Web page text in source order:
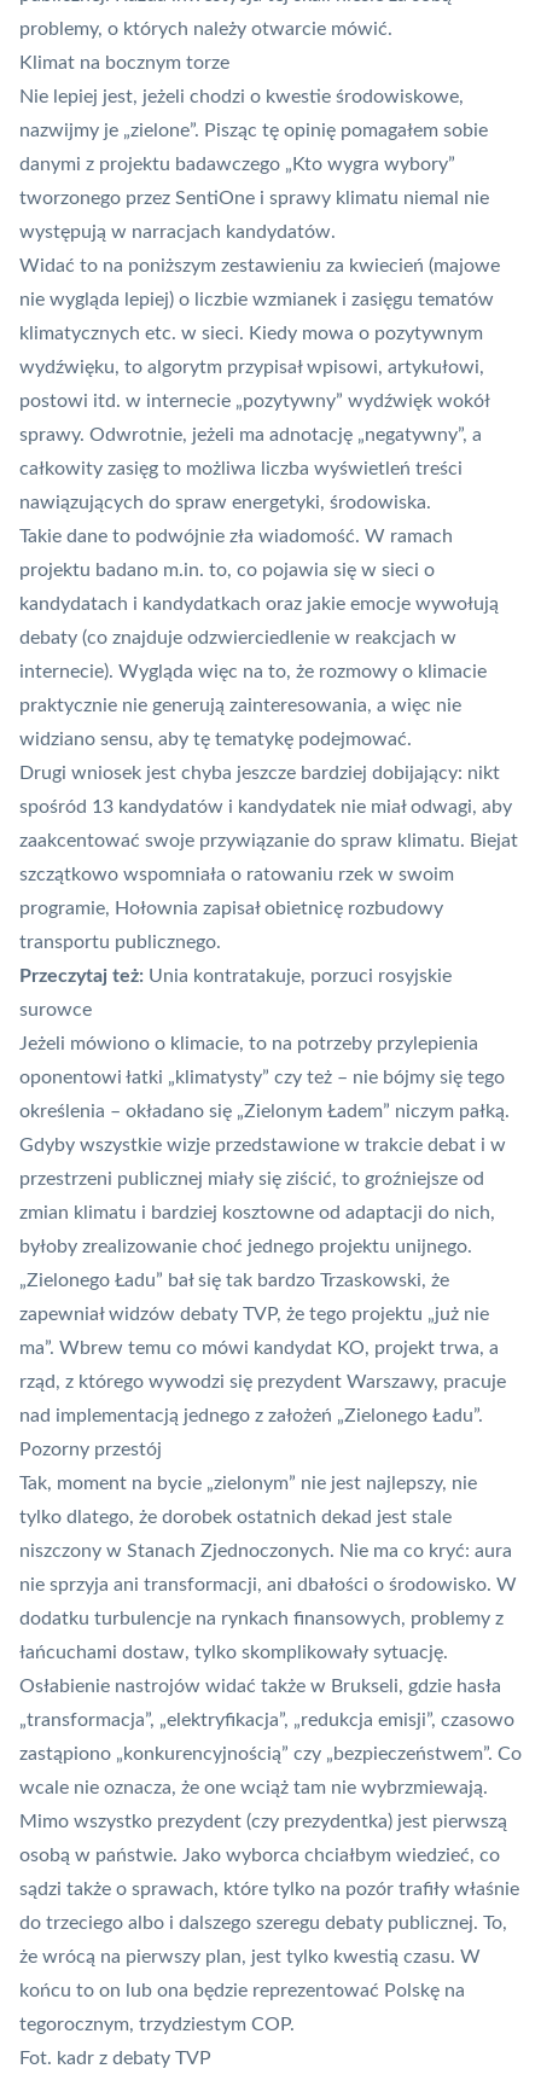
problemy, o których należy otwarcie mówić.
Klimat na bocznym torze
Nie lepiej jest, jeżeli chodzi o kwestie środowiskowe,
nazwijmy je „zielone”. Pisząc tę opinię pomagałem sobie
danymi z projektu badawczego „Kto wygra wybory”
tworzonego przez SentiOne i sprawy klimatu niemal nie
występują w narracjach kandydatów.
Widać to na poniższym zestawieniu za kwiecień (majowe
nie wygląda lepiej) o liczbie wzmianek i zasięgu tematów
klimatycznych etc. w sieci. Kiedy mowa o pozytywnym
wydźwięku, to algorytm przypisał wpisowi, artykułowi,
postowi itd. w internecie „pozytywny” wydźwięk wokół
sprawy. Odwrotnie, jeżeli ma adnotację „negatywny”, a
całkowity zasięg to możliwa liczba wyświetleń treści
nawiązujących do spraw energetyki, środowiska.
Takie dane to podwójnie zła wiadomość. W ramach
projektu badano m.in. to, co pojawia się w sieci o
kandydatach i kandydatkach oraz jakie emocje wywołują
debaty (co znajduje odzwierciedlenie w reakcjach w
internecie). Wygląda więc na to, że rozmowy o klimacie
praktycznie nie generują zainteresowania, a więc nie
widziano sensu, aby tę tematykę podejmować.
Drugi wniosek jest chyba jeszcze bardziej dobijający: nikt
spośród 13 kandydatów i kandydatek nie miał odwagi, aby
zaakcentować swoje przywiązanie do spraw klimatu. Biejat
szczątkowo wspomniała o ratowaniu rzek w swoim
programie, Hołownia zapisał obietnicę rozbudowy
transportu publicznego.
Przeczytaj też: Unia kontratakuje, porzuci rosyjskie
surowce
Jeżeli mówiono o klimacie, to na potrzeby przylepienia
oponentowi łatki „klimatysty” czy też – nie bójmy się tego
określenia – okładano się „Zielonym Ładem” niczym pałką.
Gdyby wszystkie wizje przedstawione w trakcie debat i w
przestrzeni publicznej miały się ziścić, to groźniejsze od
zmian klimatu i bardziej kosztowne od adaptacji do nich,
byłoby zrealizowanie choć jednego projektu unijnego.
„Zielonego Ładu” bał się tak bardzo Trzaskowski, że
zapewniał widzów debaty TVP, że tego projektu „już nie
ma”. Wbrew temu co mówi kandydat KO, projekt trwa, a
rząd, z którego wywodzi się prezydent Warszawy, pracuje
nad implementacją jednego z założeń „Zielonego Ładu”.
Pozorny przestój
Tak, moment na bycie „zielonym” nie jest najlepszy, nie
tylko dlatego, że dorobek ostatnich dekad jest stale
niszczony w Stanach Zjednoczonych. Nie ma co kryć: aura
nie sprzyja ani transformacji, ani dbałości o środowisko. W
dodatku turbulencje na rynkach finansowych, problemy z
łańcuchami dostaw, tylko skomplikowały sytuację.
Osłabienie nastrojów widać także w Brukseli, gdzie hasła
„transformacja”, „elektryfikacja”, „redukcja emisji”, czasowo
zastąpiono „konkurencyjnością” czy „bezpieczeństwem”. Co
wcale nie oznacza, że one wciąż tam nie wybrzmiewają.
Mimo wszystko prezydent (czy prezydentka) jest pierwszą
osobą w państwie. Jako wyborca chciałbym wiedzieć, co
sądzi także o sprawach, które tylko na pozór trafiły właśnie
do trzeciego albo i dalszego szeregu debaty publicznej. To,
że wrócą na pierwszy plan, jest tylko kwestią czasu. W
końcu to on lub ona będzie reprezentować Polskę na
tegorocznym, trzydziestym COP.
Fot. kadr z debaty TVP